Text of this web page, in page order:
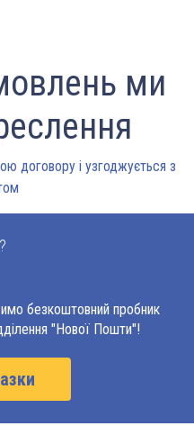
ми
договору і узгоджується з
безкоштовний пробник
"Нової Пошти"!